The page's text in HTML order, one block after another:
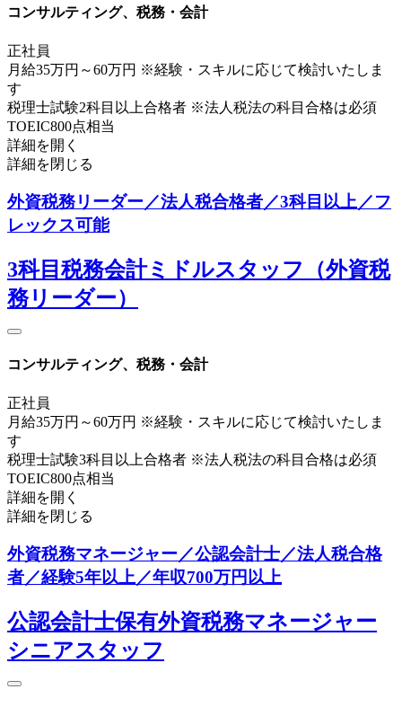
コンサルティング、税務・会計
正社員
月給35万円～60万円 ※経験・スキルに応じて検討いたしま
す
税理士試験2科目以上合格者 ※法人税法の科目合格は必須
TOEIC800点相当
詳細を開く
詳細を閉じる
外資税務リーダー／法人税合格者／3科目以上／フ
レックス可能
3科目税務会計ミドルスタッフ（外資税
務リーダー）
コンサルティング、税務・会計
正社員
月給35万円～60万円 ※経験・スキルに応じて検討いたしま
す
税理士試験3科目以上合格者 ※法人税法の科目合格は必須
TOEIC800点相当
詳細を開く
詳細を閉じる
外資税務マネージャー／公認会計士／法人税合格
者／経験5年以上／年収700万円以上
公認会計士保有外資税務マネージャー
シニアスタッフ